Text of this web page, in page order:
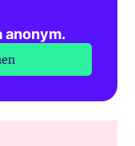
anonym.